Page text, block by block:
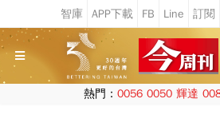
熱門： 0056 0050 輝達